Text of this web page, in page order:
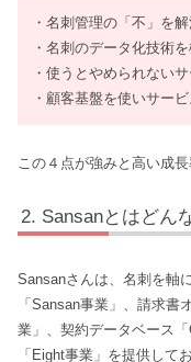
・名刺管理の「不」を
・名刺のデータ化技術
・使うとやめられない
・顧客基盤を使いサー
この４点が強みと高い成長
Sansanとはどん
Sansanさんは、名刺を軸
「Sansan事業」、請求
業」、契約データベース
「Eight事業」を提供して